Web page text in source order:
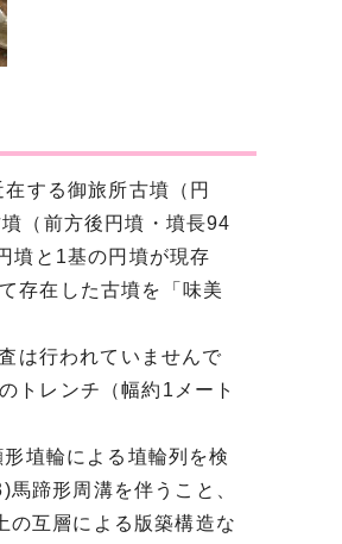
する御旅所古墳（円
（前方後円墳・墳長94
墳と1基の円墳が現存
存在した古墳を「味美
は行われていませんで
トレンチ（幅約1メート
埴輪による埴輪列を検
蹄形周溝を伴うこと、
の互層による版築構造な